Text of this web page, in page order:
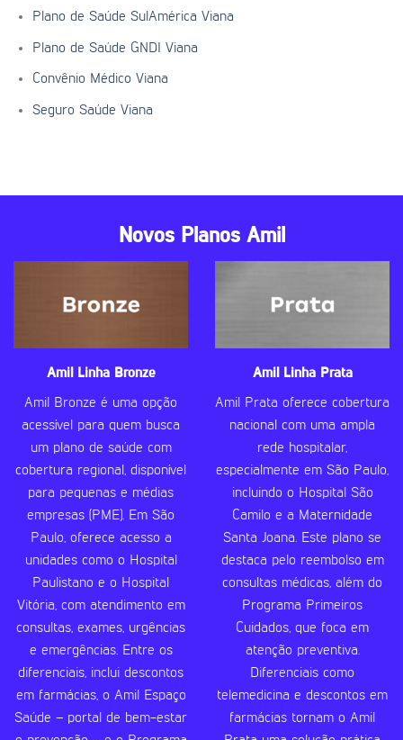
Plano de Saúde SulAmérica Viana
Plano de Saúde GNDI Viana
Convênio Médico Viana
Seguro Saúde Viana
Novos Planos Amil
Amil Linha Bronze
Amil Bronze é uma opção
acessível para quem busca
um plano de saúde com
cobertura regional, disponível
para pequenas e médias
empresas (PME). Em São
Paulo, oferece acesso a
unidades como o Hospital
Paulistano e o Hospital
Vitória, com atendimento em
consultas, exames, urgências
e emergências. Entre os
diferenciais, inclui descontos
em farmácias, o Amil Espaço
Saúde – portal de bem-estar
Amil Linha Prata
Amil Prata oferece cobertura
nacional com uma ampla
rede hospitalar,
especialmente em São Paulo,
incluindo o Hospital São
Camilo e a Maternidade
Santa Joana. Este plano se
destaca pelo reembolso em
consultas médicas, além do
Programa Primeiros
Cuidados, que foca em
atenção preventiva.
Diferenciais como
telemedicina e descontos em
farmácias tornam o Amil